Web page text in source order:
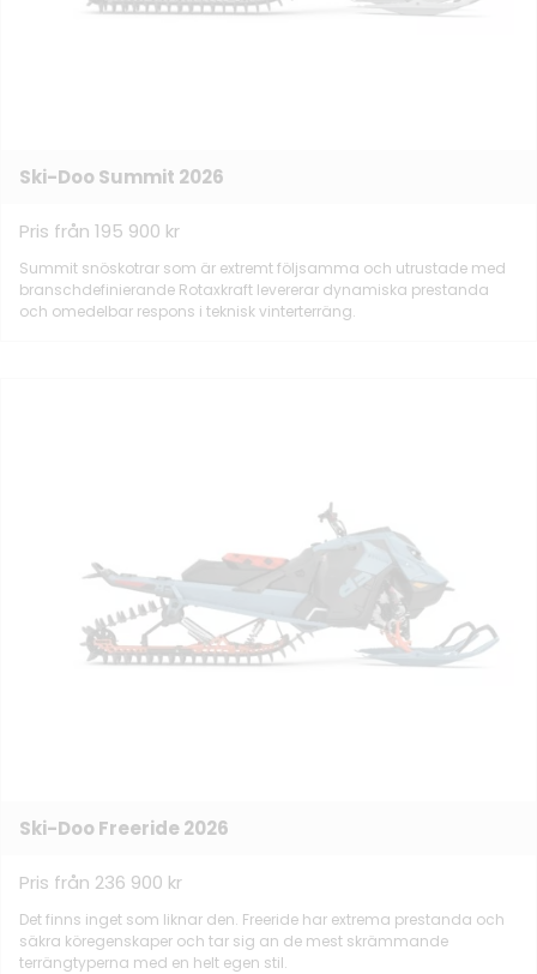
Ski-Doo Summit 2026
Pris från 195 900 kr
Summit snöskotrar som är extremt följsamma och utrustade med
branschdefinierande Rotaxkraft levererar dynamiska prestanda
och omedelbar respons i teknisk vinterterräng.
Ski-Doo Freeride 2026
Pris från 236 900 kr
Det finns inget som liknar den. Freeride har extrema prestanda och
säkra köregenskaper och tar sig an de mest skrämmande
terrängtyperna med en helt egen stil.